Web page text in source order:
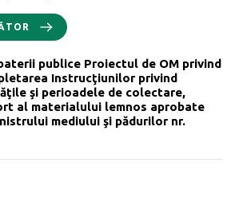
publice Proiectul de OM privind
Instrucţiunilor privind
şi perioadele de colectare,
al materialului lemnos aprobate
mediului şi pădurilor nr.